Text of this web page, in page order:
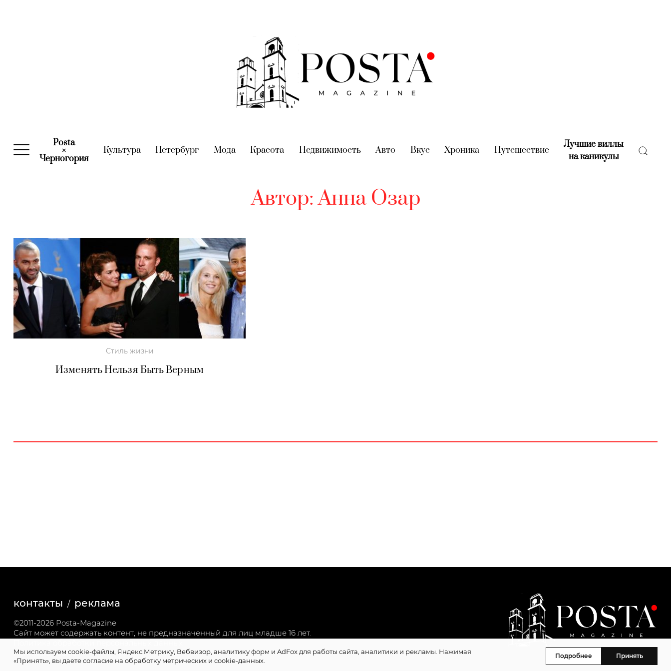
Posta
×
Черногория(current)
Культура(current)
Петербург (current)
Мода(current)
Красота (current)
Недвижимость(current)
Авто (current)
Вкус (current)
Хроника (current)
Путешествие(current)
Лучшие виллы
на каникулы(current)
Автор:Анна Озар
Стиль жизни
Изменять Нельзя Быть Верным
контакты реклама
©2011-2026 Posta-Magazine
Сайт может содержать контент, не предназначенный для лиц младше 16 лет.
Политика cookie
Мы используем cookie-файлы, Яндекс.Метрику, Вебвизор, аналитику форм и AdFox для работы сайта, аналитики и рекламы. Нажимая
«Принять», вы даете согласие на обработку метрических и cookie-данных.
Подробнее Принять